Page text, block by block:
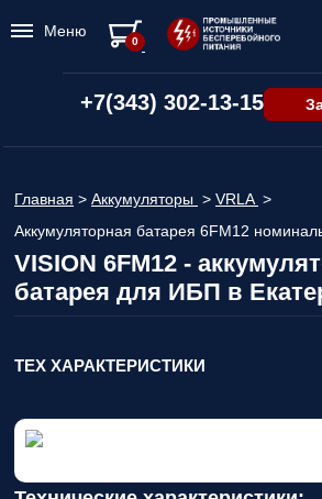
+7(343) 302-13-15
Главная > Аккумуляторы > VRLA >
Аккумуляторная батарея 6FM12
VISION 6FM12 -
батарея для ИБП в
ТЕХ ХАРАКТЕРИСТИКИ
Меню
0